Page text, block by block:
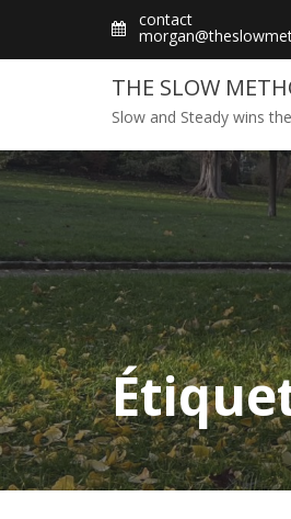
content
contact
THE SLOW
Slow and Steady wins